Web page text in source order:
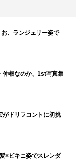
、ランジェリー姿で
仲根なのか、1st写真集
ドリフコントに初挑
×ビキニ姿でスレンダ